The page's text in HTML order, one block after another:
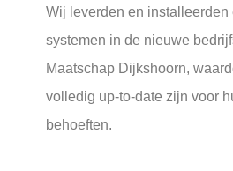
Wij leverden en installeerden
systemen in de nieuwe
Maatschap Dijkshoorn,
volledig up-to-date zijn voor
behoeften.